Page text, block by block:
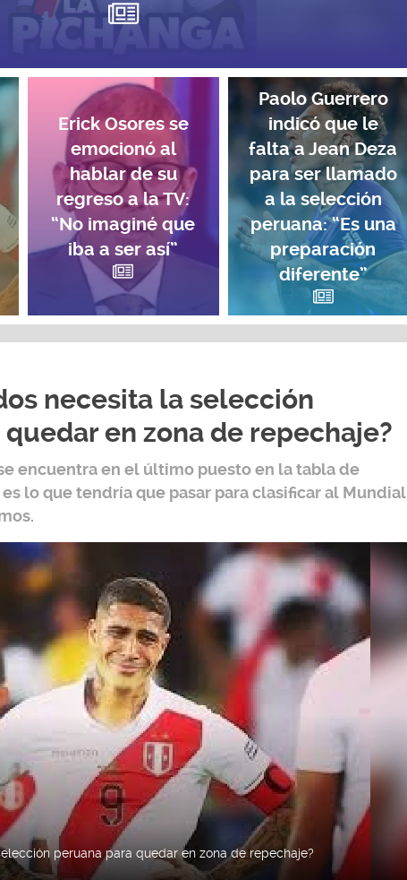
Erick Osores se
emocionó al
hablar de su
regreso a la TV:
“No imaginé que
iba a ser así”
Paolo Guerrero
indicó que le
falta a Jean Deza
para ser llamado
a la selección
peruana: “Es una
preparación
diferente”
necesita la selección
en zona de repechaje?
encuentra en el último puesto en la tabla de
lo que tendría que pasar para clasificar al Mundial
peruana para quedar en zona de repechaje?